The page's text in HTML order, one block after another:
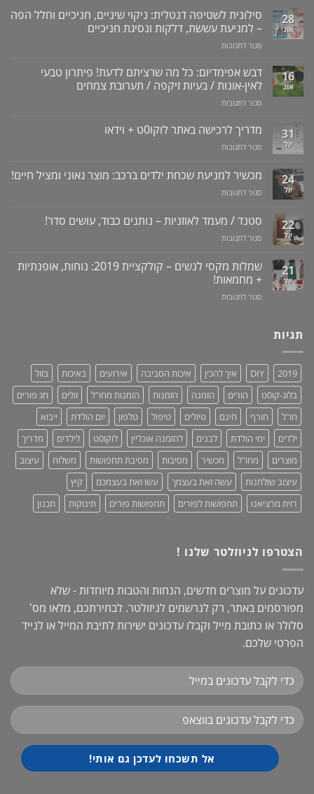
28
אוג
סילונית לשטיפה דנטלית: ניקוי שיניים, חניכיים וחלל הפה
– למניעת עששת, דלקות ונסיגת חניכיים
סגור לתגובות
לשטיפה
דנטלית:
ניקוי
שיניים,
וחלל
–
עששת,
ונסיגת
16
אוג
דבש אפימדיום: כל מה שרציתם לדעת! פיתרון טבעי
לאין-אונות / בעיות זיקפה / תערובת צמחים
סגור לתגובות
אפימדיום:
כל
מה
לדעת!
טבעי
/
זיקפה
תערובת
צמחים
31
יול
מדריך לרכישה באתר לוקו0ט + וידאו
סגור לתגובות
באתר
וידאו
24
יול
מכשיר למניעת שכחת ילדים ברכב: מוצר גאוני ומציל חיים!
סגור לתגובות
שכחת
ילדים
מוצר
גאוני
ומציל
חיים!
22
יול
סטנד / מעמד לאוזניות – נותנים כבוד, עושים סדר!
סגור לתגובות
מעמד
לאוזניות
21
יול
שמלות מקסי לנשים – קולקציית 2019: נוחות, אופנתיות
+ מחמאות!
סגור לתגובות
2019:
נוחות,
אופנתיות
+
מחמאות!
תגיות
2019
DIY איך להכין איכות הסביבה אירועים באיכות
בזול
בלוג-קו0ט
הורים הזמנה הזמנות הזמנות מחו"ל זולים
חג פורים
חו"ל
חורף חינם טיולים טיפול טלפון יום הולדת
ייבוא
ילדים
ימי הולדת לבנים להזמנה אונליין לוקו0ט לילדים
מדריך
מוצרים
מחו"ל מכשיר מסיבות מסיבת תחפושות משלוח
עיצוב
עיצוב שולחנות
עשה זאת בעצמך עשו זאת בעצמכם
קיץ
רוית מרציאנו
תחפושות לפורים תחפושות פורים תינוקות תכנון
הצטרפו לניוזלטר שלנו !
עדכונים על מוצרים חדשים, הנחות והטבות מיוחדות - שלא
מפורסמים באתר, רק לנרשמים לניזולטר. לבחירתכם, מלאו מס'
סלולר או כתובת מייל וקבלו עדכונים ישירות לתיבת המייל או לנייד
הפרטי שלכם.